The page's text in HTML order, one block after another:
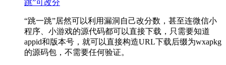
跳”可改分
“跳一跳”居然可以利用漏洞自己改分数，甚至连微信小
程序、小游戏的源代码都可以直接下载，只需要知道
appid和版本号，就可以直接构造URL下载后缀为wxapkg
的源码包，不需要任何验证。